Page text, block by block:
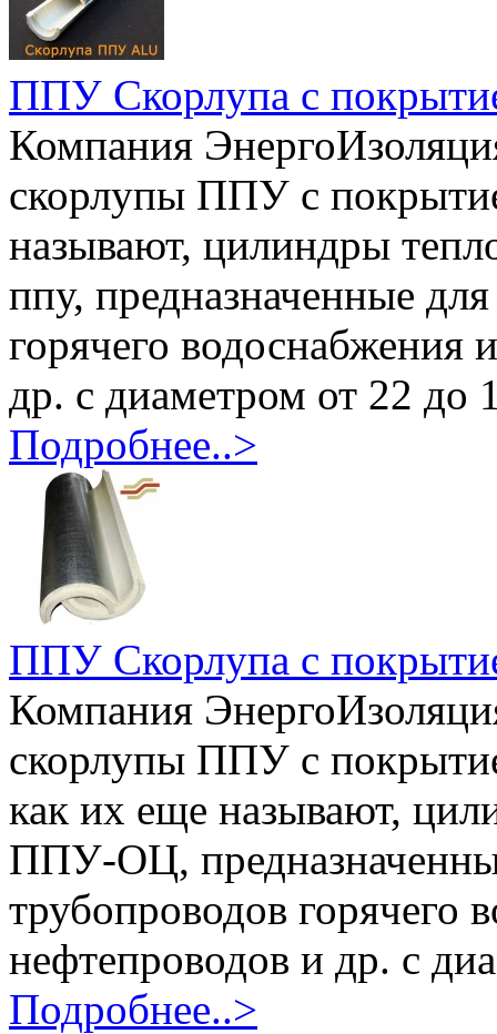
ППУ Скорлупа с
Компания
скорлупы ППУ с
называют, цилиндры
ппу, предназначенные
горячего водоснабжения
др. с диаметром от 22 до
Подробнее..>
ППУ Скорлупа с
Компания
скорлупы ППУ с
как их еще называют,
ППУ-ОЦ,
трубопроводов горячего
нефтепроводов и др. с
Подробнее..>